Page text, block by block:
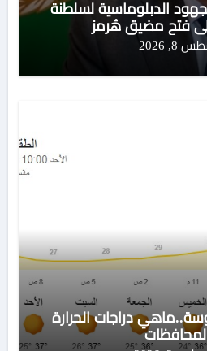
الدبلوماسية لسلطنة
فتح مضيق هُرمز
2026
دراجات الحرارة